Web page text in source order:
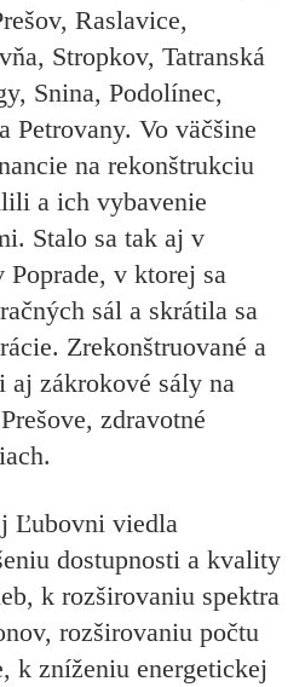
Raslavice,
Stropkov, Tatranská
Snina, Podolínec,
Petrovany. Vo väčšine
na rekonštrukciu
a ich vybavenie
Stalo sa tak aj v
Poprade, v ktorej sa
sál a skrátila sa
Zrekonštruované a
aj zákrokové sály na
zdravotné
Ľubovni viedla
dostupnosti a kvality
k rozširovaniu spektra
rozširovaniu počtu
k zníženiu energetickej